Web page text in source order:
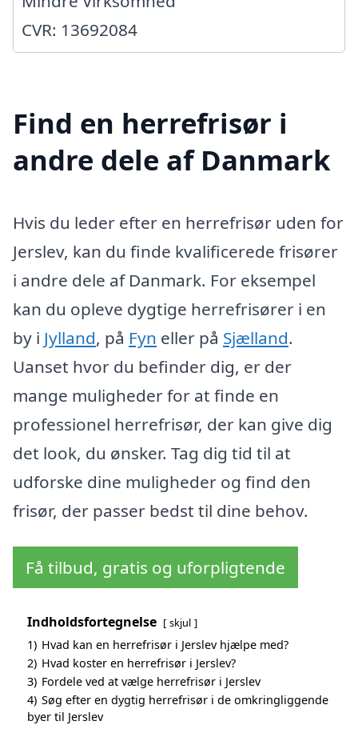
CVR: 13692084
Find en herrefrisør i
andre dele af Danmark
Hvis du leder efter en herrefrisør uden for
Jerslev, kan du finde kvalificerede frisører
i andre dele af Danmark. For eksempel
kan du opleve dygtige herrefrisører i en
by i Jylland, på Fyn eller på Sjælland.
Uanset hvor du befinder dig, er der
mange muligheder for at finde en
professionel herrefrisør, der kan give dig
det look, du ønsker. Tag dig tid til at
udforske dine muligheder og find den
frisør, der passer bedst til dine behov.
Få tilbud, gratis og uforpligtende
Indholdsfortegnelse skjul
1) Hvad kan en herrefrisør i Jerslev hjælpe med?
2) Hvad koster en herrefrisør i Jerslev?
3) Fordele ved at vælge herrefrisør i Jerslev
4) Søg efter en dygtig herrefrisør i de omkringliggende
byer til Jerslev